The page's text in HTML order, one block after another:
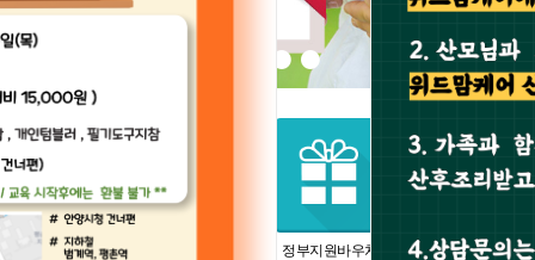
산후관리서비스 정부지원바우처 이용요금